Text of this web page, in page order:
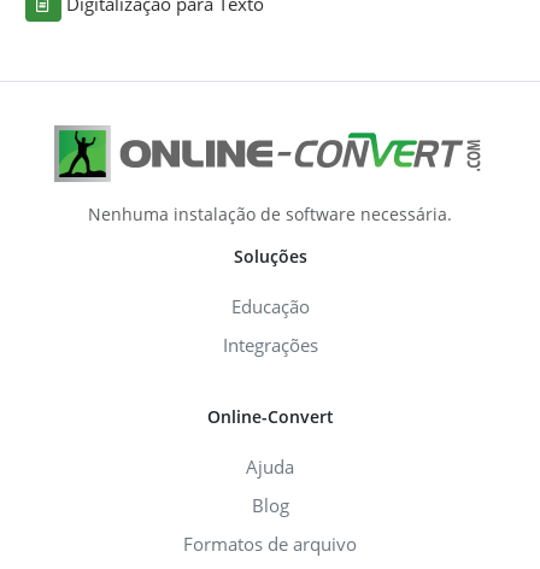
Nenhuma instalação de software necessária.
Soluções
Educação
Integrações
Online-Convert
Ajuda
Blog
Formatos de arquivo